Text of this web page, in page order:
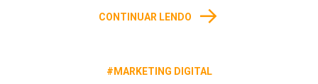
CONTINUAR LENDO →
#MARKETING DIGITAL